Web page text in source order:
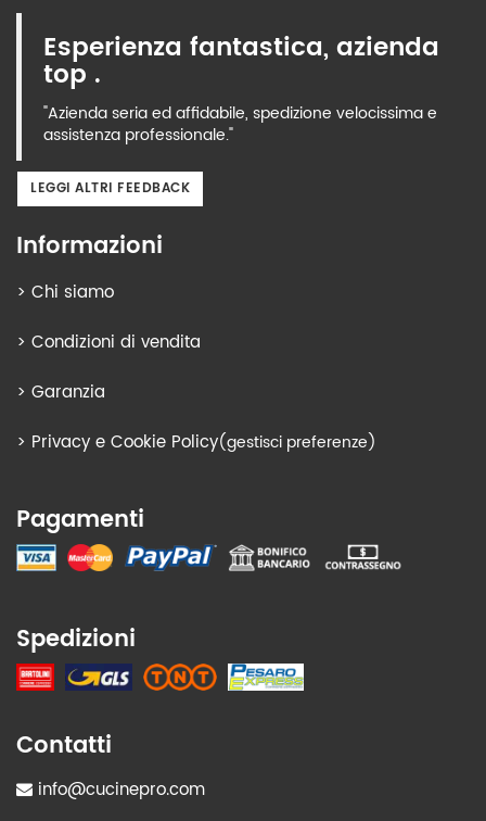
Esperienza fantastica, azienda
top .
"Azienda seria ed affidabile, spedizione velocissima e
assistenza professionale."
LEGGI ALTRI FEEDBACK
Informazioni
> Chi siamo
> Condizioni di vendita
> Garanzia
> Privacy e Cookie Policy(gestisci preferenze)
Pagamenti
Spedizioni
Contatti
info@cucinepro.com